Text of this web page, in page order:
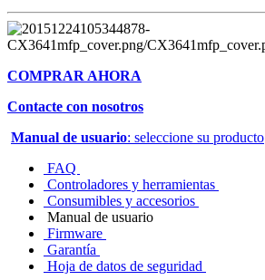
COMPRAR AHORA
Contacte con nosotros
Manual de usuario: seleccione su producto
FAQ
Controladores y herramientas
Consumibles y accesorios
Manual de usuario
Firmware
Garantía
Hoja de datos de seguridad